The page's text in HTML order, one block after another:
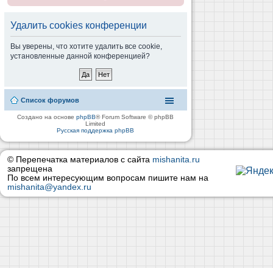
Удалить cookies конференции
Вы уверены, что хотите удалить все cookie,
установленные данной конференцией?
Список форумов
Создано на основеphpBB® Forum Software © phpBB
Limited
Русская поддержка phpBB
© Перепечатка материалов с сайта mishanita.ru
запрещена
По всем интересующим вопросам пишите нам на
mishanita@yandex.ru